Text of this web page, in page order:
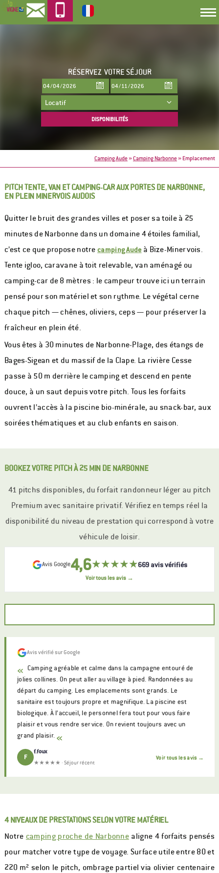
RÉSERVEZ VOTRE SÉJOUR
Camping Aude»Camping Narbonne» Emplacement
PITCH TENTE, VAN ET CAMPING-CAR AUX PORTES DE NARBONNE,
EN PLEIN MINERVOIS AUDOIS
Quitter le bruit des grandes villes et poser sa toile à 25
minutes de Narbonne dans un domaine 4 étoiles familial,
c’est ce que propose notrecamping Audeà Bize-Minervois.
Tente igloo, caravane à toit relevable, van aménagé ou
camping-car de 8 mètres : le campeur trouve ici un terrain
pensé pour son matériel et son rythme. Le végétal cerne
chaque pitch — chênes, oliviers, ceps — pour préserver la
fraîcheur en plein été.
Vous êtes à 30 minutes de Narbonne-Plage, des étangs de
Bages-Sigean et du massif de la Clape. La rivière Cesse
passe à 50 m derrière le camping et descend en pente
douce, à un saut depuis votre pitch. Tous les forfaits
ouvrent l’accès à la piscine bio-minérale, au snack-bar, aux
soirées thématiques et au club enfants en saison.
BOOKEZ VOTRE PITCH À 25 MIN DE NARBONNE
41 pitchs disponibles, du forfait randonneur léger au pitch
Premium avec sanitaire privatif. Vérifiez en temps réel la
disponibilité du niveau de prestation qui correspond à votre
véhicule de loisir.
Avis Google4,6★★★★★669 avis vérifiés
Voir tous les avis →
Avis vérifié sur Google
« Camping agréable et calme dans la campagne entouré de
jolies collines. On peut aller au village à pied. Randonnées au
départ du camping. Les emplacements sont grands. Le
sanitaire est toujours propre et magnifique. La piscine est
biologique. À l’accueil, le personnel fera tout pour vous faire
plaisir et vous rendre service. On revient toujours avec un
grand plaisir. «
F
f.foux
★★★★★ · Séjour récent
Voir tous les avis →
4 NIVEAUX DE PRESTATIONS SELON VOTRE MATÉRIEL
Notre camping proche de Narbonne aligne 4 forfaits pensés
pour matcher votre type de voyage. Surface utile entre 80 et
220 m² selon le pitch, ombrage partiel via olivier centenaire